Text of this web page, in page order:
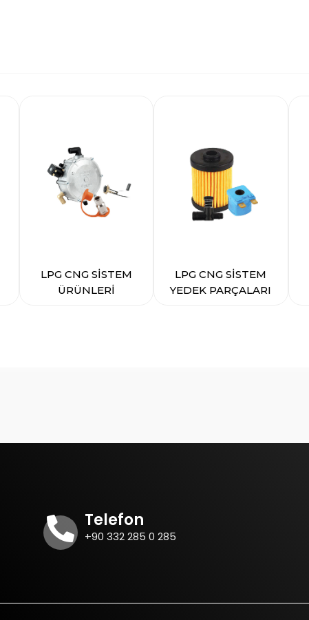
LPG CNG SİSTEM
ÜRÜNLERİ
LPG CNG SİSTEM
YEDEK PARÇALARI
Telefon
+90 332 285 0 285